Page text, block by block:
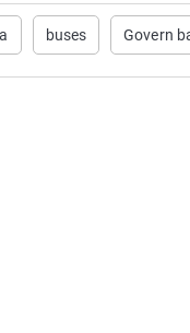
buses Govern